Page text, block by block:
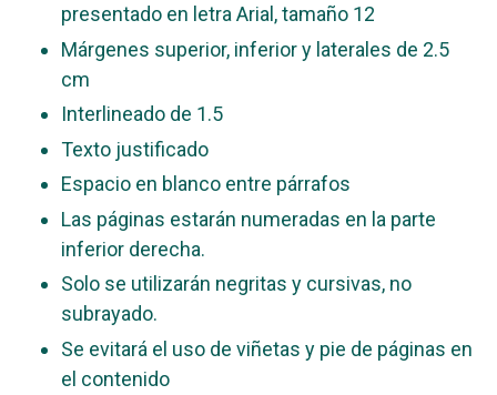
presentado en letra Arial, tamaño 12
Márgenes superior, inferior y laterales de 2.5
cm
Interlineado de 1.5
Texto justificado
Espacio en blanco entre párrafos
Las páginas estarán numeradas en la parte
inferior derecha.
Solo se utilizarán negritas y cursivas, no
subrayado.
Se evitará el uso de viñetas y pie de páginas en
el contenido